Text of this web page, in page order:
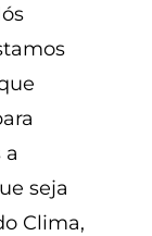
a
seja
Clima,